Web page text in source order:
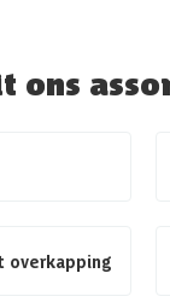
ons
overkapping